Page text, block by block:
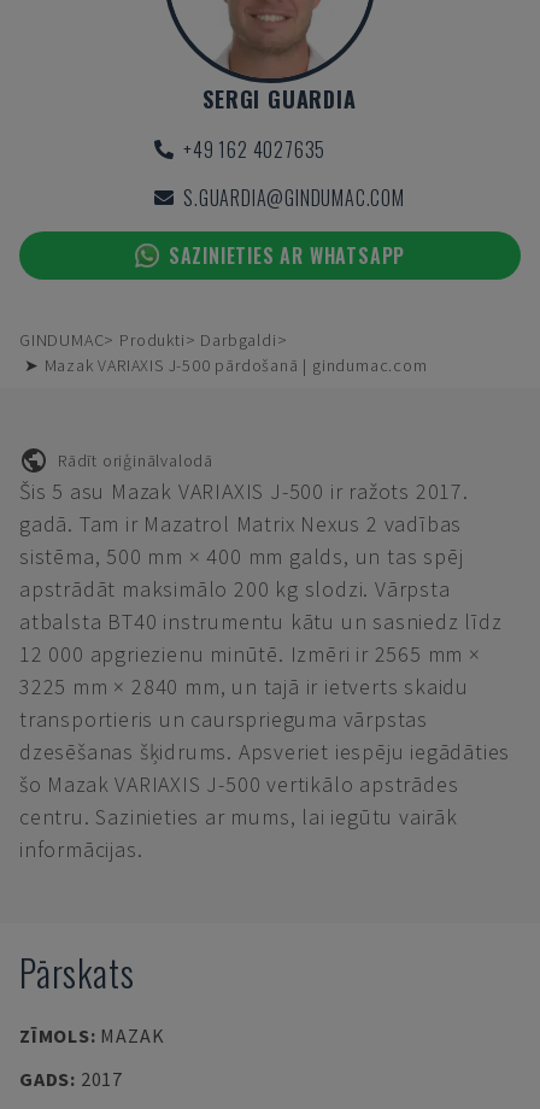
SERGI GUARDIA
+49 162 4027635
S.GUARDIA@GINDUMAC.COM
SAZINIETIES AR WHATSAPP
GINDUMAC Produkti
Darbgaldi
➤ Mazak VARIAXIS J-500 pārdošanā | gindumac.com
Rādīt oriģinālvalodā
Šis 5 asu Mazak VARIAXIS J-500 ir ražots 2017.
gadā. Tam ir Mazatrol Matrix Nexus 2 vadības
sistēma, 500 mm × 400 mm galds, un tas spēj
apstrādāt maksimālo 200 kg slodzi. Vārpsta
atbalsta BT40 instrumentu kātu un sasniedz līdz
12 000 apgriezienu minūtē. Izmēri ir 2565 mm ×
3225 mm × 2840 mm, un tajā ir ietverts skaidu
transportieris un caursprieguma vārpstas
dzesēšanas šķidrums. Apsveriet iespēju iegādāties
šo Mazak VARIAXIS J-500 vertikālo apstrādes
centru. Sazinieties ar mums, lai iegūtu vairāk
informācijas.
Pārskats
ZĪMOLS: MAZAK
GADS: 2017